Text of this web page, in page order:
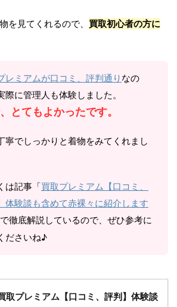
を見てくれるので、 買取初心者の方に
レミアムが口コミ、評判通り なの
際に管理人も体験しました。
とてもよかったです。
寧でしっかりと着物をみてくれまし
は記事「買取プレミアム【口コミ、
体験談も含めて赤裸々に紹介します
で徹底解説しているので、ぜひ参考に
ださいね♪
取プレミアム【口コミ、評判】体験談